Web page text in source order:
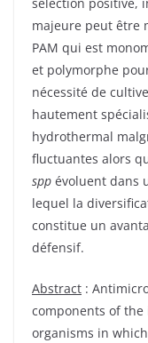
majeure peut être
PAM qui est
et polymorphe
nécessité de
hautement
hydrothermal
fluctuantes alors
spp évoluent dans
lequel la
constitue un
défensif.
Abstract :
components of
organisms in